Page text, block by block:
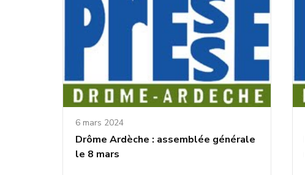
6 mars 2024
Drôme Ardèche : assemblée générale
le 8 mars